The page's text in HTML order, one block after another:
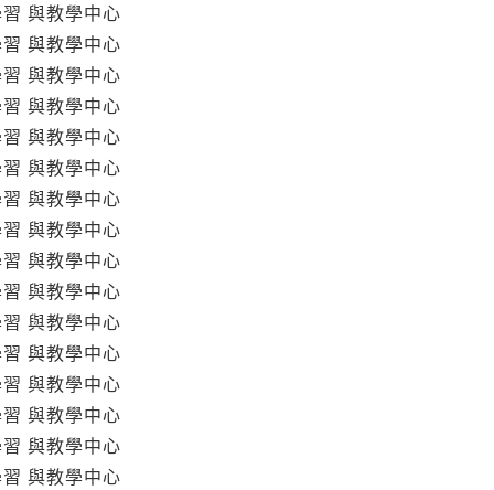
與教學中心
與教學中心
與教學中心
與教學中心
與教學中心
與教學中心
與教學中心
與教學中心
與教學中心
與教學中心
與教學中心
與教學中心
與教學中心
與教學中心
與教學中心
與教學中心